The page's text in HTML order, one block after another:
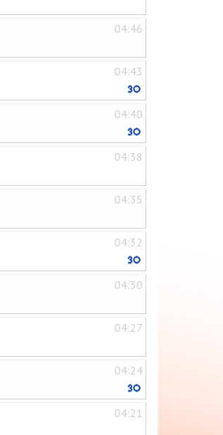
04:46
04:43
04:40
04:38
04:35
04:32
04:30
04:27
04:24
04:21